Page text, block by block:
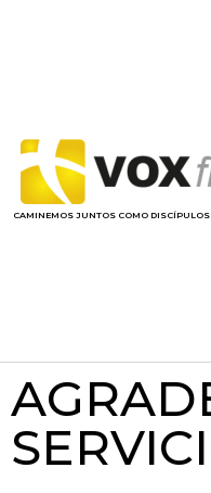
CAMINEMOS JUNTOS COMO